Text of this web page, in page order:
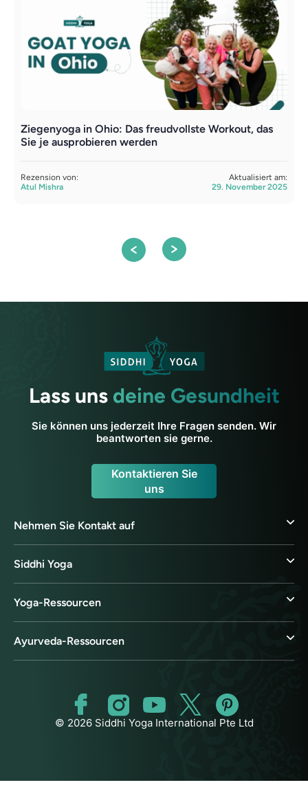
Ziegenyoga in Ohio: Das freudvollste Workout, das
Sie je ausprobieren werden
Rezension von:
Atul Mishra
Aktualisiert am:
29. November 2025
Lass uns deine Gesundheit
Sie können uns jederzeit Ihre Fragen senden. Wir
beantworten sie gerne.
Kontaktieren Sie
uns
Nehmen Sie Kontakt auf
Siddhi Yoga
Yoga-Ressourcen
Ayurveda-Ressourcen
© 2026 Siddhi Yoga International Pte Ltd